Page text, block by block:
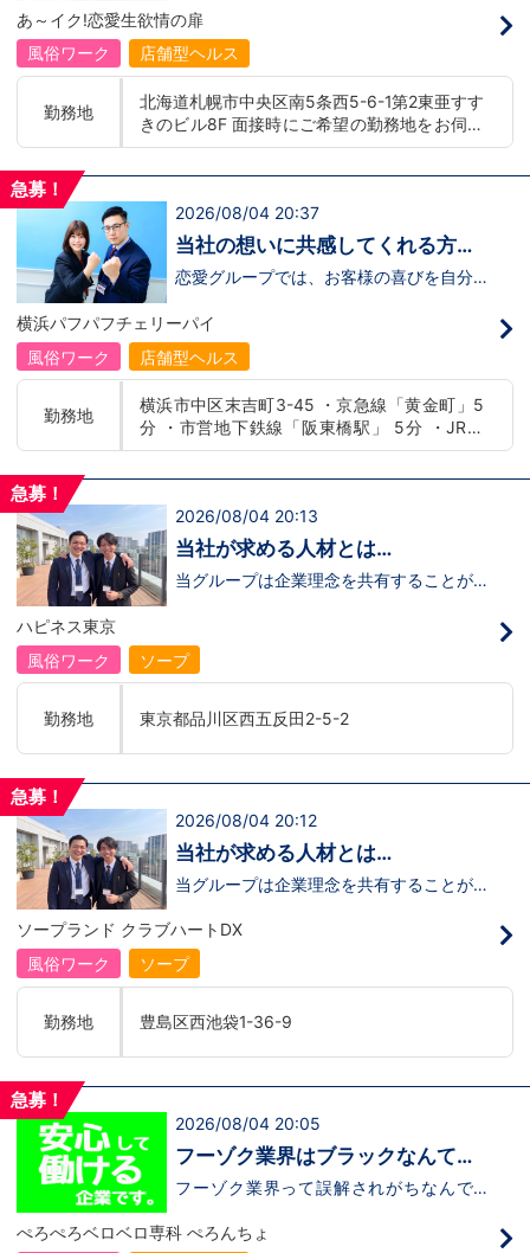
んか！？ 勿論、男性だけではなく女性も
活躍中。ハピネスグループ初の女性店長だ
って目指せます。それでもまだ迷ってるっ
て方は是非オフィシャルサイトをご覧下さ
お手数ですがコピー＆ペーストしてURLを
開いていただければです。先輩のインタビ
ュー動画など、アナタが一歩踏み出すキッ
非ご覧ください(^^)鳥取米子で 「オトコの
480万円＋目標達成報奨金100万円☆※今
だけ限定引越し代も当社負担！！！
バー！店舗間5分程度お客様を送迎するだ
け！時給：①1,300円～②1,100円～勤務
時間：①早番：8:00～18:00 （食事休憩
あり：実働9時間） 遅番：16:00～翌
日祝日の日中(9時～16時位まで)、平日夜
(夕方～24時位まで)※ご希望があれば、そ
の他のシフト調整も可能です。お気軽にご
であればOK！②ご自身の車持ち込み
用時は時給変動あり）「今すぐ稼ぎた
い！」「業界に興味はあるけどちょっと不
安...」「運転が好き！」という方、大歓
迎！スピード採用中につき、ご応募はお急
喜びを自分自身の喜びに感じられるような
人物を求めています！・接客が好き・お客
様が笑顔になると自分も嬉しい・お客様だ
けでなく、働く仲間もキャストさんも笑顔
為にはどうしたらいいのか？を考えられる
上記のような方が当グループでは活躍の場
を広げています。他にも…・失敗しても諦
い！・環境を変えてチャレンジしたい！・
経験がないからダメという事は一切なく、
自分の将来のビジョンの為にこうしたい！
こうなりたい！と強い意志を持ってる方に
も平等にチャンスがある職場になっていま
と求めてる人物像と自分は違うかも…？」
と思う方もいると思います。ですが、よく
が少ないと思います。ココは自分にも当て
はまる！で十分なんです。まずは応募し
て、面接時にあなたの想いを聞かせてくだ
いただきます。その話の中で共感できる
ちしております！！
あ～イク!恋愛生欲情の扉
風俗ワーク
店舗型ヘルス
勤務地
北海道札幌市中央区南5条西5-6-1第2東亜すす
きのビル8F 面接時にご希望の勤務地をお伺い
し、配属店舗を決定いたします。 入社後の転
■横浜エリア：神奈川県横浜市中区 ・京急線
黄金町駅、日ノ出町駅 ・市営地下鉄阪東橋
駅、伊勢佐木長者町駅 ・JR横浜線関内駅 ■札
幌エリア：北海道札幌市 地下鉄南北線すすき
の駅
急募！
2026/08/04 20:37
当社の想いに共感してくれる方、
大募集‼
恋愛グループでは、お客様の喜びを自分自
います！・接客が好き・お客様が笑顔にな
ると自分も嬉しい・お客様だけでなく、働
く仲間もキャストさんも笑顔になると嬉し
い・喜んで(楽しんで)もらう為にはどうし
方が当グループでは活躍の場を広げていま
す。他にも…・失敗しても諦めない！・と
にかくやる気だけは負けない！・環境を変
をあげたい！など。接客業経験がないから
ジョンの為にこうしたい！こうなりたい！
と強い意志を持ってる方にも平等にチャン
スがある職場になっています。その為、未
経験からの応募も大歓迎です。今働いてる
と思います。ですが、よく考えてくださ
い。全てが当てはまる人の方が少ないと思
分なんです。まずは応募して、面接時にあ
なたの想いを聞かせてください。その後、
私たちの想いを説明させていただきます。
と思います。ご応募お待ちしておりま
横浜パフパフチェリーパイ
風俗ワーク
店舗型ヘルス
勤務地
横浜市中区末吉町3-45 ・京急線「黄金町」5
分 ・市営地下鉄線「阪東橋駅」 5分 ・JR線
「関内駅」15分
急募！
2026/08/04 20:13
当社が求める人材とは…
当グループは企業理念を共有することがで
ます！！』つまり…【店長/幹部】の空き
枠があるってことです。実際に働いてみ
職者になれない(´;ω;｀)なんて経験はあり
ませんか？？当グループは年功序列ではな
く実力主義です。頑張り次第でいくらでも
のある方には必要な席をしっかりご用意で
入社後、最短で8ヶ月で店長になった先輩
もいます。その先輩のあとにアナタも続き
ませんか！？勿論、男性だけではなく女性
も活躍中。ハピネスグループ初の女性店長
イトレジャー業界だからといって一般大手
企業様に引けを取らない体制で取り組んで
いる会社です。そのため、誰もが安心して
入社・勤務のできる環境なのです。それで
ャルサイトをご覧下さい。
【https://happiness-group.biz/】※お手
数ですがコピー＆ペーストしてURLを開い
他社と比較検討中など。そのような時は1
もしれません。アナタからのご連絡お待ち
しております。＜お給料に関して＞月収
500,000円スタート+交通費、家族手当、
禁煙手当、社訓手当、昇給昇格は随時実
実績あり。＜待遇＞社会保険、厚生年金、
雇用保険、労災、は入社初日から加入有給
ハピネス東京
風俗ワーク
ソープ
勤務地 東京都品川区西五反田2-5-2
急募！
2026/08/04 20:12
当社が求める人材とは…
当グループは企業理念を共有することがで
神】を持っている方を求めています。さら
に！『ハピネスグループは、店舗数が増え
ます！！』つまり…【店長/幹部】の空き
枠があるってことです。実際に働いてみ
職者になれない(´;ω;｀)なんて経験はあり
ませんか？？当グループは年功序列ではな
く実力主義です。頑張り次第でいくらでも
のある方には必要な席をしっかりご用意で
入社後、最短で8ヶ月で店長になった先輩
もいます。その先輩のあとにアナタも続き
ませんか！？勿論、男性だけではなく女性
も活躍中。ハピネスグループ初の女性店長
イトレジャー業界だからといって一般大手
企業様に引けを取らない体制で取り組んで
ソープランド クラブハートDX
風俗ワーク
ソープ
勤務地 豊島区西池袋1-36-9
急募！
2026/08/04 20:05
フーゾク業界はブラックなんて言
わせない！！安心して働ける環境
フーゾク業界って誤解されがちなんです
いますか(´?ω?｀)多くの方が休みがない/
拘束時間が長い(12時間以上は当たり前)/
ぺろぺろベロベロ専科 ぺろんちょ